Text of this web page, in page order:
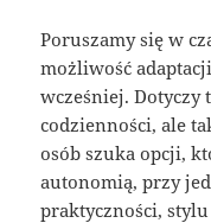
Poruszamy się w
możliwość
wcześniej.
codzienności, ale
osób szuka opcji,
autonomią, przy
praktyczności,